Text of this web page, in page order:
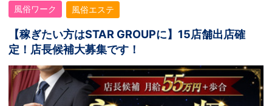
風俗ワーク 風俗エステ
【稼ぎたい方はSTAR GROUPに】15店舗出店確
定！店長候補大募集です！